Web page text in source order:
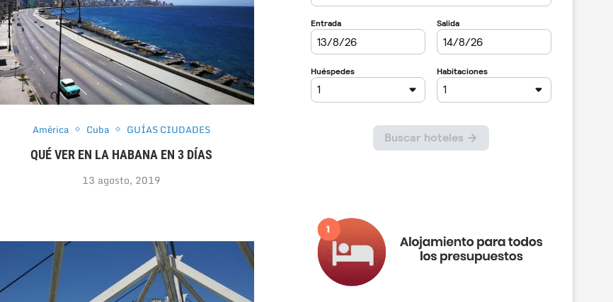
América Cuba GUÍAS CIUDADES
QUÉ VER EN LA HABANA EN 3 DÍAS
13 agosto, 2019